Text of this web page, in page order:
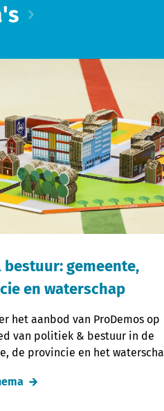
bestuur: gemeente,
en waterschap
het aanbod van ProDemos op
van politiek & bestuur in de
de provincie en het